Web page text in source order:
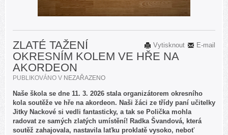
E-mail
Vytisknout
ZLATÉ TAŽENÍ
OKRESNÍM KOLEM VE HŘE NA
AKORDEON
PUBLIKOVÁNO V NEZAŘAZENO
Naše škola se dne 11. 3. 2026 stala organizátorem okresního
kola soutěže ve hře na akordeon. Naši žáci ze třídy paní učitelky
Jitky Nackové si vedli fantasticky, a tak se Polička mohla
radovat ze samých zlatých umístění! Radka Švandová, která
soutěž zahajovala, nastavila laťku proklatě vysoko, neboť